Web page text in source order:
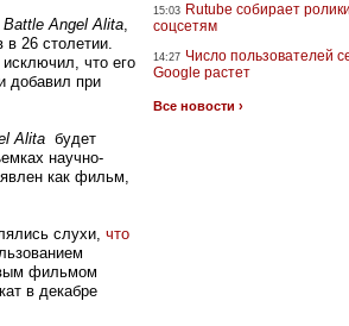
Battle Angel Alita,
в 26 столетии.
что его
добавил при
Alita будет
научно-
как фильм,
слухи, что
фильмом
в декабре
15:03 Rutube собирает
соцсетям
14:27 Число пользователей
Google растет
Все новости ›